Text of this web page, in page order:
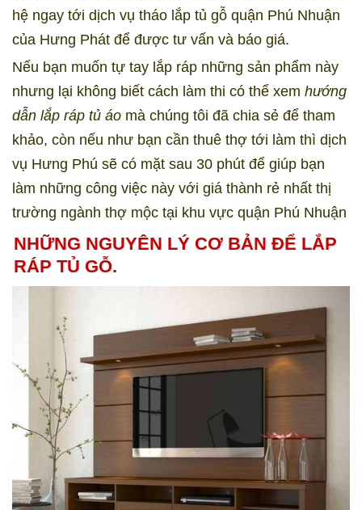
hệ ngay tới dịch vụ tháo lắp tủ gỗ quận Phú Nhuận
của Hưng Phát để được tư vấn và báo giá.
Nếu bạn muốn tự tay lắp ráp những sản phẩm này
nhưng lại không biết cách làm thi có thể xem hướng
dẫn lắp ráp tủ áo mà chúng tôi đã chia sẻ để tham
khảo, còn nếu như bạn cần thuê thợ tới làm thì dịch
vụ Hưng Phú sẽ có mặt sau 30 phút để giúp bạn
làm những công việc này với giá thành rẻ nhất thị
trường ngành thợ mộc tại khu vực quận Phú Nhuận
NHỮNG NGUYÊN LÝ CƠ BẢN ĐỂ LẮP
RÁP TỦ GỖ.